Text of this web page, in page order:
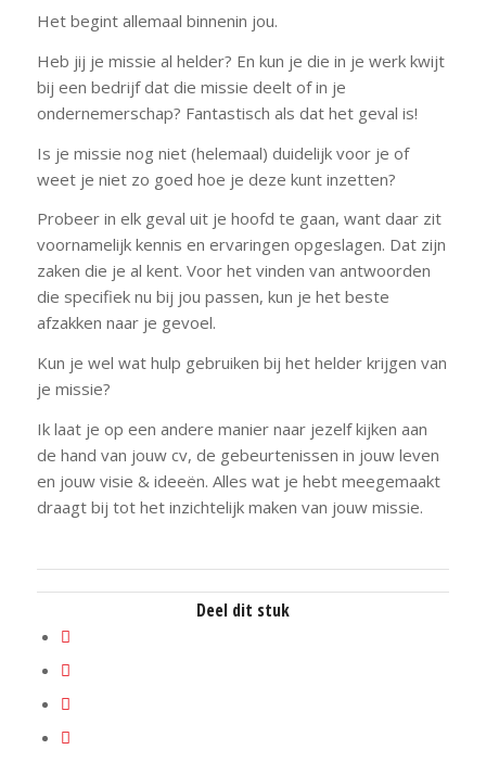
Het begint allemaal binnenin jou.
Heb jij je missie al helder? En kun je die in je werk kwijt
bij een bedrijf dat die missie deelt of in je
ondernemerschap? Fantastisch als dat het geval is!
Is je missie nog niet (helemaal) duidelijk voor je of
weet je niet zo goed hoe je deze kunt inzetten?
Probeer in elk geval uit je hoofd te gaan, want daar zit
voornamelijk kennis en ervaringen opgeslagen. Dat zijn
zaken die je al kent. Voor het vinden van antwoorden
die specifiek nu bij jou passen, kun je het beste
afzakken naar je gevoel.
Kun je wel wat hulp gebruiken bij het helder krijgen van
je missie?
Ik laat je op een andere manier naar jezelf kijken aan
de hand van jouw cv, de gebeurtenissen in jouw leven
en jouw visie & ideeën. Alles wat je hebt meegemaakt
draagt bij tot het inzichtelijk maken van jouw missie.
Deel dit stuk